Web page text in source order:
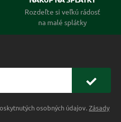
Rozdeľte si veľkú rádosť
na malé splátky
osobných údajov.Zásady